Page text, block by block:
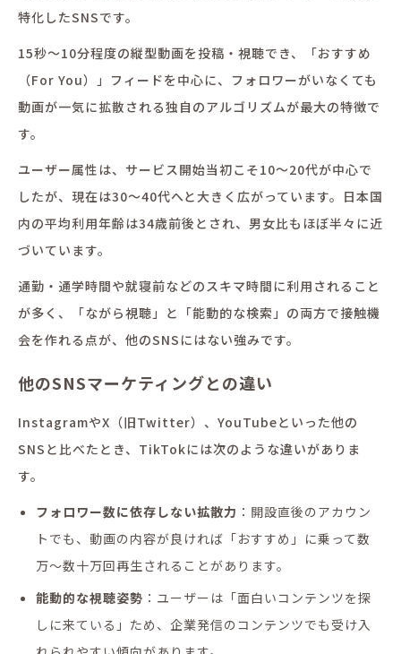
特化したSNSです。
15秒〜10分程度の縦型動画を投稿・視聴でき、「おすすめ
（For You）」フィードを中心に、フォロワーがいなくても
動画が一気に拡散される独自のアルゴリズムが最大の特徴で
す。
ユーザー属性は、サービス開始当初こそ10〜20代が中心で
したが、現在は30〜40代へと大きく広がっています。日本国
内の平均利用年齢は34歳前後とされ、男女比もほぼ半々に近
づいています。
通勤・通学時間や就寝前などのスキマ時間に利用されること
が多く、「ながら視聴」と「能動的な検索」の両方で接触機
会を作れる点が、他のSNSにはない強みです。
他のSNSマーケティングとの違い
InstagramやX（旧Twitter）、YouTubeといった他の
SNSと比べたとき、TikTokには次のような違いがありま
す。
フォロワー数に依存しない拡散力 ：開設直後のアカウン
トでも、動画の内容が良ければ「おすすめ」に乗って数
万〜数十万回再生されることがあります。
能動的な視聴姿勢 ：ユーザーは「面白いコンテンツを探
しに来ている」ため、企業発信のコンテンツでも受け入